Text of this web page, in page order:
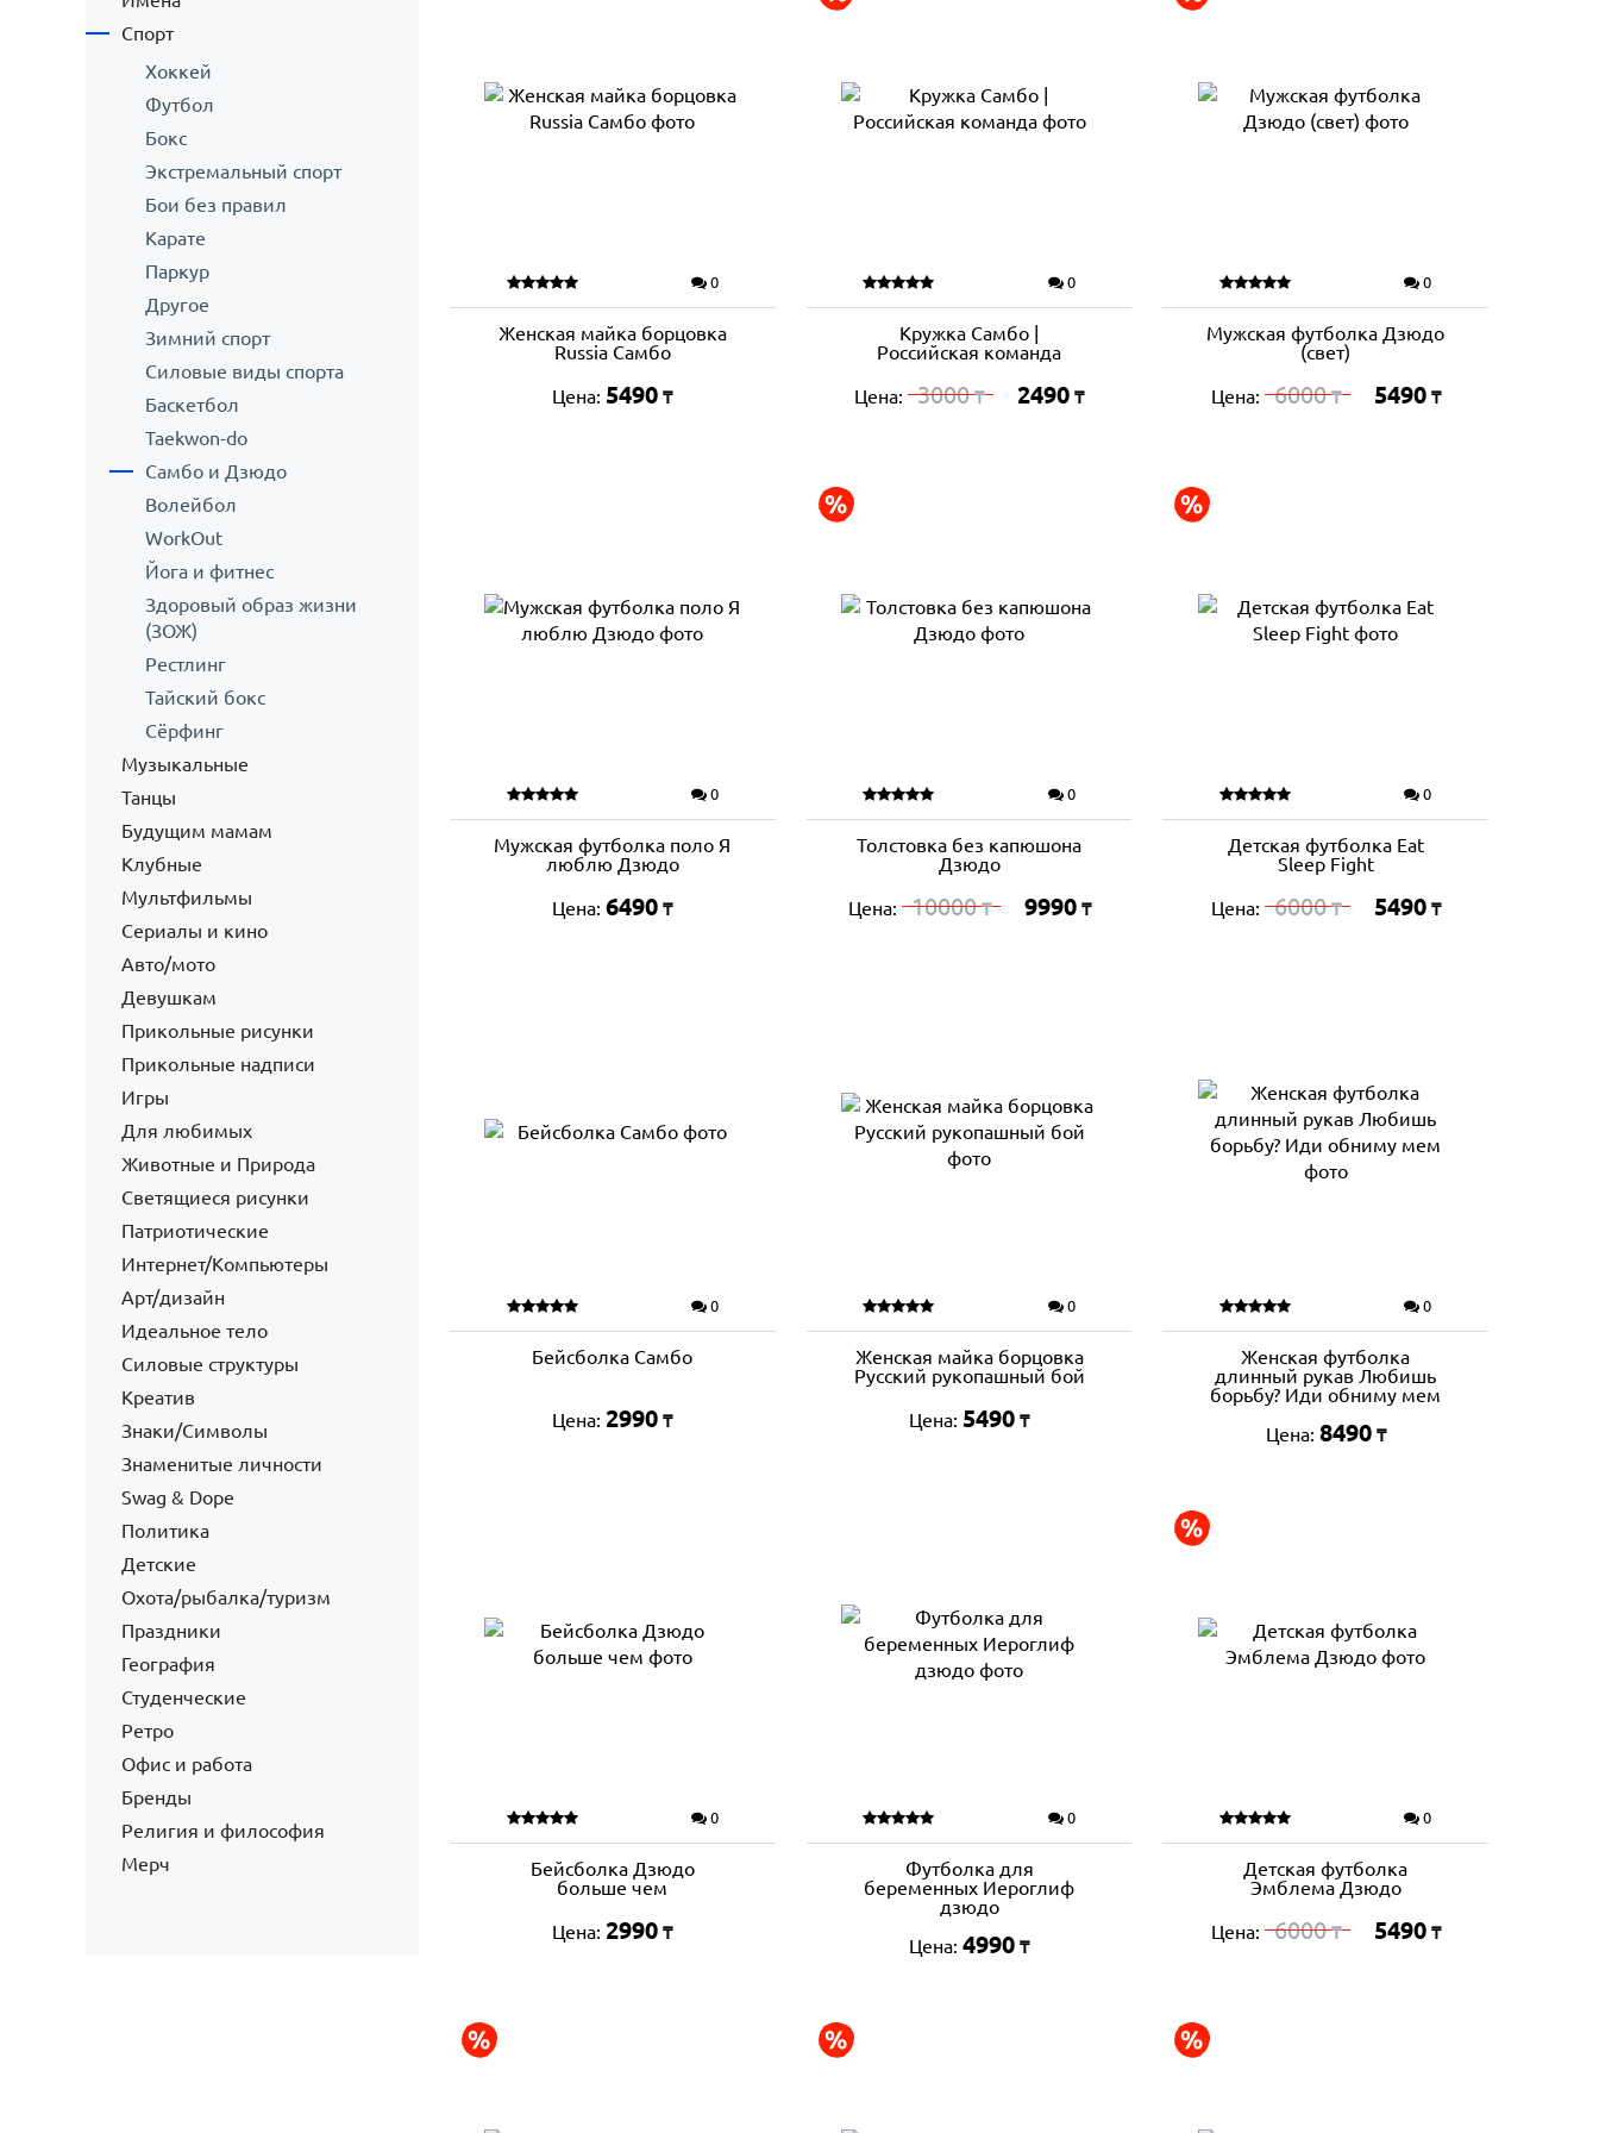
Спорт
Хоккей
Футбол
Бокс
Экстремальный спорт
Бои без правил
Карате
Паркур
Другое
Зимний спорт
Силовые виды спорта
Баскетбол
Taekwon-do
Самбо и Дзюдо
Волейбол
WorkOut
Йога и фитнес
Здоровый образ жизни
(ЗОЖ)
Рестлинг
Тайский бокс
Сёрфинг
Музыкальные
Танцы
Будущим мамам
Клубные
Мультфильмы
Сериалы и кино
Авто/мото
Девушкам
Прикольные рисунки
Прикольные надписи
Игры
Для любимых
Животные и Природа
Светящиеся рисунки
Патриотические
Интернет/Компьютеры
Арт/дизайн
Идеальное тело
Силовые структуры
Креатив
Знаки/Символы
Знаменитые личности
Swag & Dope
Политика
Детские
Охота/рыбалка/туризм
Праздники
География
Студенческие
Ретро
Офис и работа
Бренды
Религия и философия
Мерч
0
Женская майка борцовка
Russia Самбо
Цена:5490 ₸
0
Кружка Самбо |
Российская команда
Цена: 3000₸ 2490 ₸
0
Мужская футболка Дзюдо
(свет)
Цена: 6000₸ 5490 ₸
0
Мужская футболка поло Я
люблю Дзюдо
Цена:6490 ₸
0
Толстовка без капюшона
Дзюдо
Цена: 10000₸ 9990 ₸
0
Детская футболка Eat
Sleep Fight
Цена: 6000₸ 5490 ₸
0
Бейсболка Самбо
Цена: 2990 ₸
0
Женская майка борцовка
Русский рукопашный бой
Цена:5490 ₸
0
Женская футболка
длинный рукав Любишь
борьбу? Иди обниму мем
Цена: 8490 ₸
0
Бейсболка Дзюдо
больше чем
Цена: 2990 ₸
0
Футболка для
беременных Иероглиф
дзюдо
Цена:4990 ₸
0
Детская футболка
Эмблема Дзюдо
Цена: 6000₸ 5490 ₸